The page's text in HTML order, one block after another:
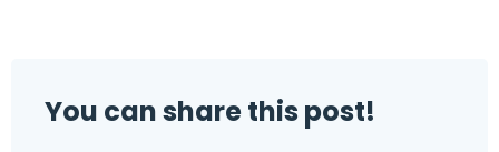
You can share this post!